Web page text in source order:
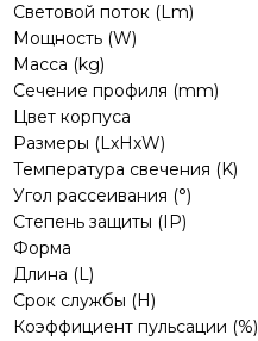
Световой поток (Lm)
Мощность (W)
Масса (kg)
Сечение профиля (mm)
Цвет корпуса
Размеры (LхHхW)
Температура свечения (K)
Угол рассеивания (°)
Степень защиты (IP)
Форма
Длина (L)
Срок службы (H)
Коэффициент пульсации (%)